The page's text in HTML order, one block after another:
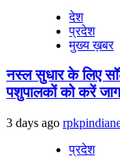
देश
प्रदेश
मुख्य ख़बर
नस्ल सुधार के लिए
पशुपालकों को करें
3 days ago
प्रदेश